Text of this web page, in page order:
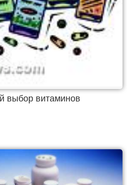
выбор витаминов